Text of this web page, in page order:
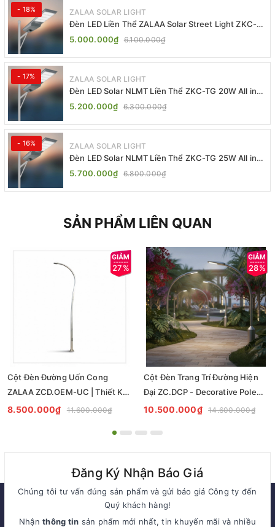
- 18% ZALAA SOLAR LIGHT
Đèn LED Liền Thể ZALAA Solar Street Light ZKC-
TG 20W 25W 30W All In One
5.000.000₫ 6.100.000₫
- 17% ZALAA SOLAR LIGHT
Đèn LED Solar NLMT Liền Thể ZKC-TG 20W All in
One | ZALAA Street Light
5.200.000₫ 6.300.000₫
- 16% ZALAA SOLAR LIGHT
Đèn LED Solar NLMT Liền Thể ZKC-TG 25W All in
One | ZALAA Street Light
5.700.000₫ 6.800.000₫
SẢN PHẨM LIÊN QUAN
27%
Cột Đèn Đường Uốn Cong
ZALAA ZCD.OEM-UC | Thiết Kế
Theo Yêu Cầu
8.500.000₫ 11.600.000₫
28%
Cột Đèn Trang Trí Đường Hiện
Đại ZC.DCP - Decorative Pole
ZALAA
10.500.000₫ 14.600.000₫
Đăng Ký Nhận Báo Giá
Chúng tôi tư vấn đúng sản phẩm và gửi báo giá Công ty đến
Quý khách hàng!
Nhậnthông tin sản phẩm mới nhất, tin khuyến mãi và nhiều